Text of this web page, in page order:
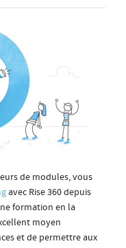
de modules, vous
avec Rise 360 depuis
formation en la
moyen
et de permettre aux